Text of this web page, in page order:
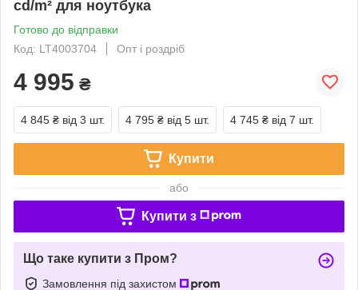
cd/m² для ноутбука
Готово до відправки
Код: LT4003704
Опт і роздріб
4 995 ₴
4 845 ₴ від 3 шт. 4 795 ₴ від 5 шт. 4 745 ₴ від 7 шт.
Купити
або
Купити з
Що таке купити з Пром?
Замовлення під захистом